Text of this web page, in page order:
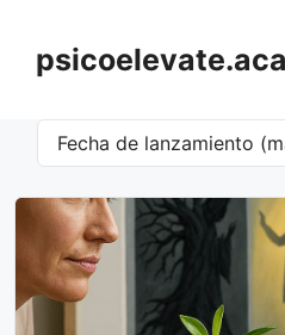
contenido
Fecha de lanzamiento